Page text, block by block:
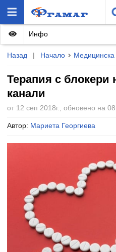
Назад | Начало Медицинска
Терапия с блокери
канали
от 12 сеп 2018г., обновено на 08
Автор: Мариета Георгиева
Инфо